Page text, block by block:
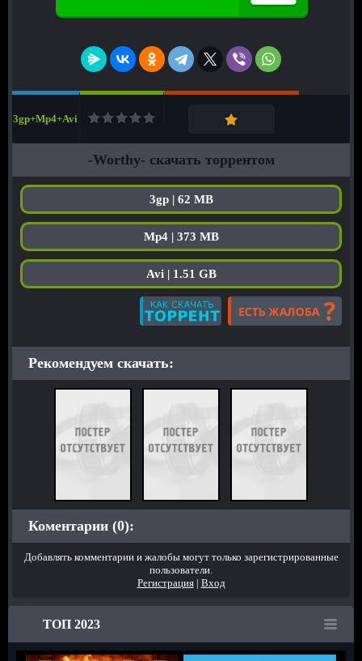
3gp+Mp4+Avi
-Worthy- скачать торрентом
3gp | 62 MB
Mp4 | 373 MB
Avi | 1.51 GB
Рекомендуем скачать:
Коментарии (0):
Добавлять комментарии и жалобы могут только зарегистрированные
пользователи.
Регистрация| Вход
ТОП 2023